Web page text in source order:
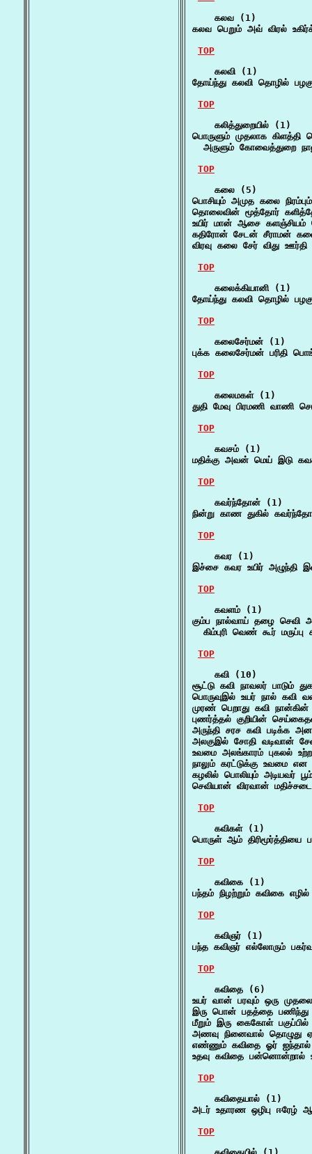
    கலவ (1)
கலவ பெறும் அவ் விரல்
TOP
    கலவி (1)
தோய்ந்து கலவி தொழில்
TOP
    கலித்துறையில் (1)
பொருளும் முதலாக கிளத்தி
அருளும் கோவைத்துறை
TOP
    கலை (5)
பொசியும் அமுத கலை
தொலைவின் மூத்தோர்
உயிர் மான் ஆசை
கதிரோன் சேடன் சீராமன்
விரவு கலை சேர் விது
TOP
    கலைக்கியானி (1)
தோய்ந்து கலவி தொழில்
TOP
    கலைசேர்மன் (1)
புக்க கலைசேர்மன் பரிதி
TOP
    கலைமகள் (1)
துதி மேவு பிரமணி
TOP
    கவசம் (1)
மதிக்கு அவன் மெய் இடு
TOP
    கவர்ந்தோன் (1)
நின்று காண துகில்
TOP
    கவர (1)
இச்சை கவர உயிர் அழுந்தி
TOP
    கவளம் (1)
கும்ப நால்வாய் தழை செவி
கிம்புரி வெண் கூர்
TOP
    கவி (10)
சூட்டு கவி நாவலர் பாடும்
பொருவுஇல் உயர் நால்
முரண் பெறாது கவி
புணர்த்தல் குறியின்
அருந்தி சரச கவி படிக்க
அலகுஇல் சோதி வடிவான்
உவமை அலங்காரம் புகலல்
நாலும் கரட்டுக்கு உவமை
கழலில் பொலியும் அடியவர்
செவியான் விரவான்
TOP
    கவிகள் (1)
பொருள் ஆம்
TOP
    கவிகை (1)
பந்தம் நிழற்றும் கவிகை
TOP
    கவிஞர் (1)
பந்த கவிஞர் எல்லோரும்
TOP
    கவிதை (6)
உயர் வான் பரவும் ஒரு
இரு பொன் பதத்தை
மீறும் இரு கைகோள்
அணவு நினைவால் தொழுது
எண்ணும் கவிதை ஓர்
உதவு கவிதை பன்னொன்றால்
TOP
    கவிதையால் (1)
அடர் உதாரண ஒழிபு ஈரேழ்
TOP